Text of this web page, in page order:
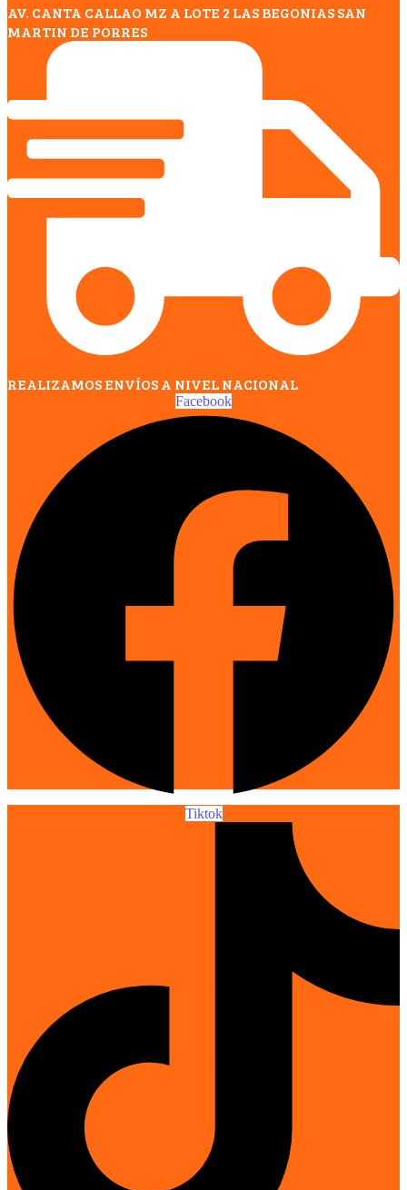
AV. CANTA CALLAO MZ A LOTE 2 LAS BEGONIAS SAN
MARTIN DE PORRES
REALIZAMOS ENVÍOS A NIVEL NACIONAL
Facebook
Tiktok